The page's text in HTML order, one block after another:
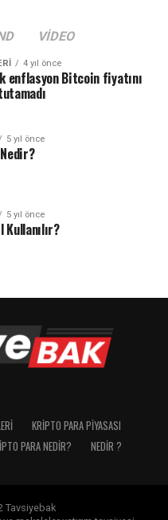
VIDEO
4 yıl önce
enflasyon Bitcoin fiyatını
5 yıl önce
5 yıl önce
Kullanılır?
KRIPTO PARA PIYASASI
PARA NEDIR? NEDIR ?
Tavsiyebak